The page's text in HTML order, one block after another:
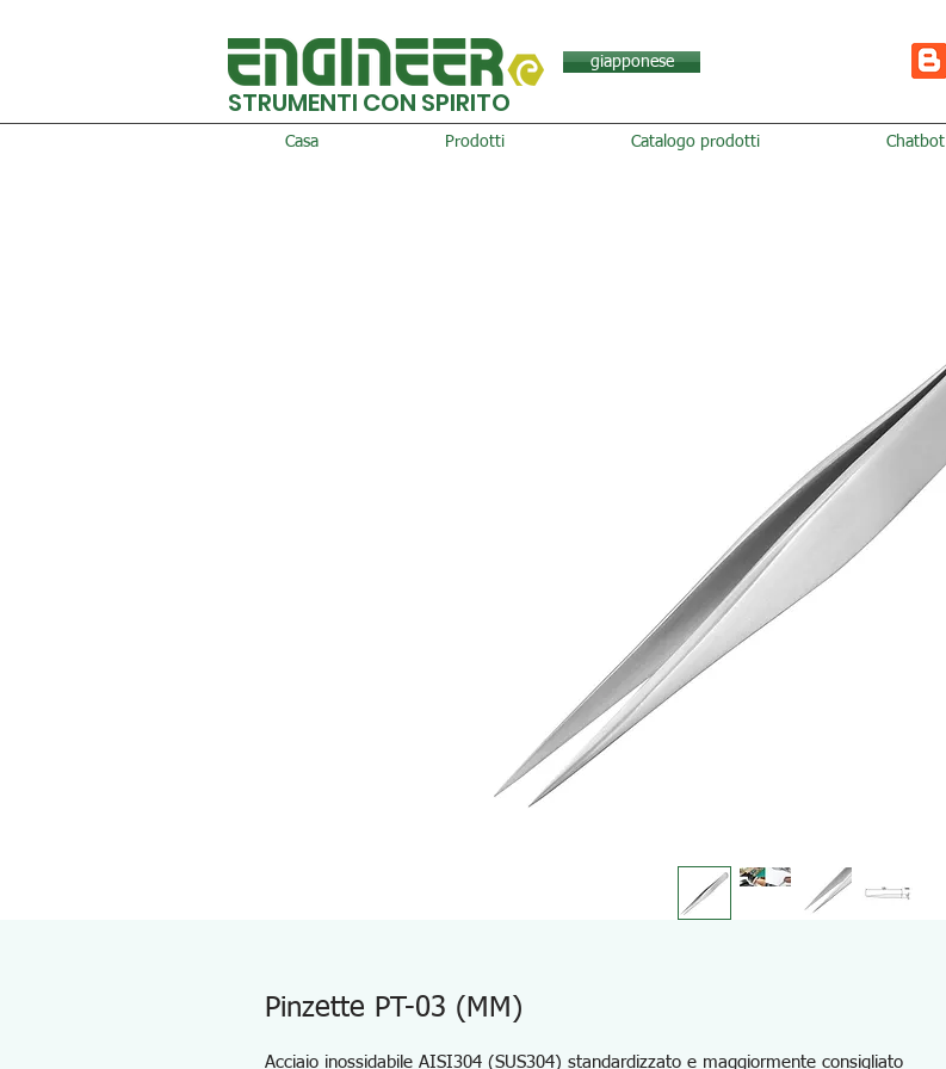
giapponese
STRUMENTI CON SPIRITO
Casa Prodotti Catalogo prodotti Chatbot
Pinzette PT-03 (MM)
Acciaio inossidabile AISI304 (SUS304) standardizzato e maggiormente consigliato